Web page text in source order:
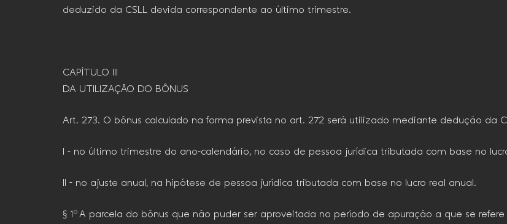
deduzido da CSLL devida correspondente ao último trimestre.
CAPÍTULO III
DA UTILIZAÇÃO DO BÔNUS
Art. 273. O bônus calculado na forma prevista no art. 272 será utilizado mediante dedução da
I – no último trimestre do ano-calendário, no caso de pessoa jurídica tributada com base no
II – no ajuste anual, na hipótese de pessoa jurídica tributada com base no lucro real anual.
§ 1º A parcela do bônus que não puder ser aproveitada no período de apuração a que se